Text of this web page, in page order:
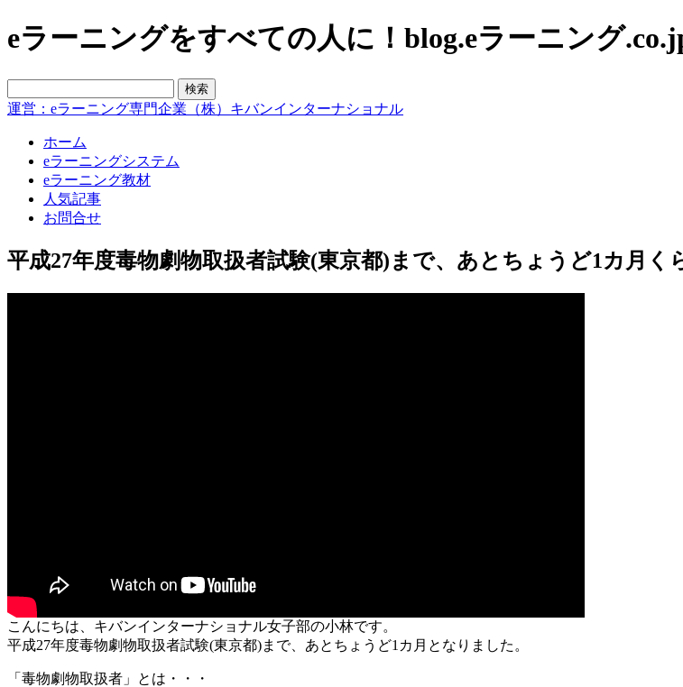
eラーニングをすべての人に！blog.eラーニング
運営：eラーニング専門企業（株）キバンインターナショナル
ホーム
eラーニングシステム
eラーニング教材
人気記事
お問合せ
平成27年度毒物劇物取扱者試験(東京都)まで、あとちょうど1カ月く
こんにちは、キバンインターナショナル女子部の小林です。
平成27年度毒物劇物取扱者試験(東京都)まで、あとちょうど1カ月となりました。
「毒物劇物取扱者」とは・・・